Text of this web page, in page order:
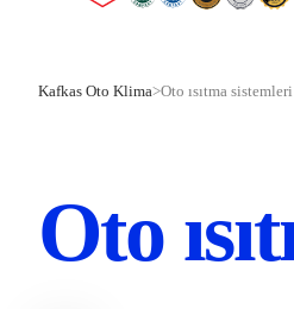
Kafkas Oto Klima>Oto ısıtma sistemleri
Oto